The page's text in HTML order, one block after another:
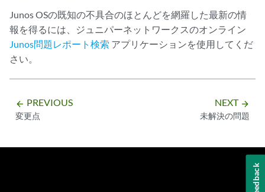
Junos OSの既知の不具合のほとんどを網羅した最新の情
報を得るには、ジュニパーネットワークスのオンライン
Junos問題レポート検索 アプリケーションを使用してくだ
さい。
arrow_backward PREVIOUS
変更点
NEXT arrow_forward
未解決の問題
Feedback